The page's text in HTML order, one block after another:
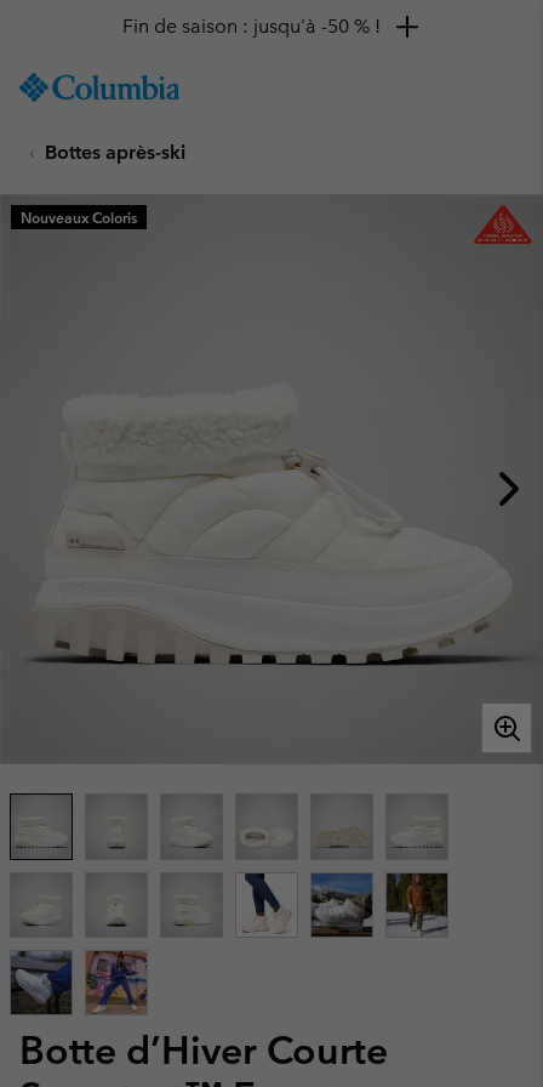
TO
SKIP
MAIN
NAV
Fin de saison : jusqu'à -50 % !
Bottes après-ski
Botte d’Hiver Courte
Nouveaux Coloris